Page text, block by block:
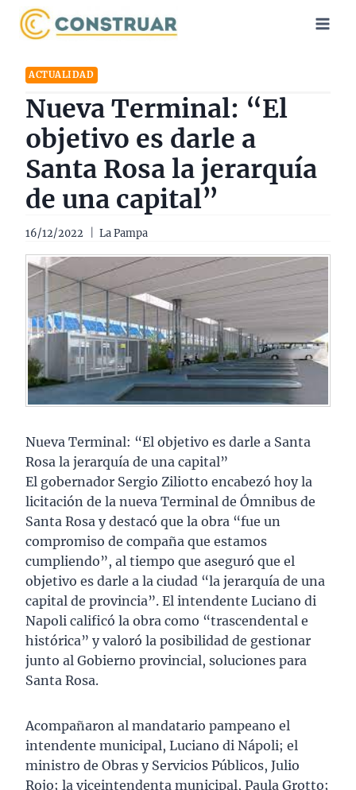
Saltar
ACTUALIDAD
Nueva Terminal: “El
objetivo es darle a
Santa Rosa la jerarquía
de una capital”
16/12/2022 La Pampa
Nueva Terminal: “El objetivo es darle a Santa
Rosa la jerarquía de una capital”
El gobernador Sergio Ziliotto encabezó hoy la
licitación de la nueva Terminal de Ómnibus de
Santa Rosa y destacó que la obra “fue un
compromiso de compaña que estamos
cumpliendo”, al tiempo que aseguró que el
objetivo es darle a la ciudad “la jerarquía de una
capital de provincia”. El intendente Luciano di
Napoli calificó la obra como “trascendental e
histórica” y valoró la posibilidad de gestionar
junto al Gobierno provincial, soluciones para
Santa Rosa.
Acompañaron al mandatario pampeano el
intendente municipal, Luciano di Nápoli; el
ministro de Obras y Servicios Públicos, Julio
Rojo; la viceintendenta municipal, Paula Grotto;